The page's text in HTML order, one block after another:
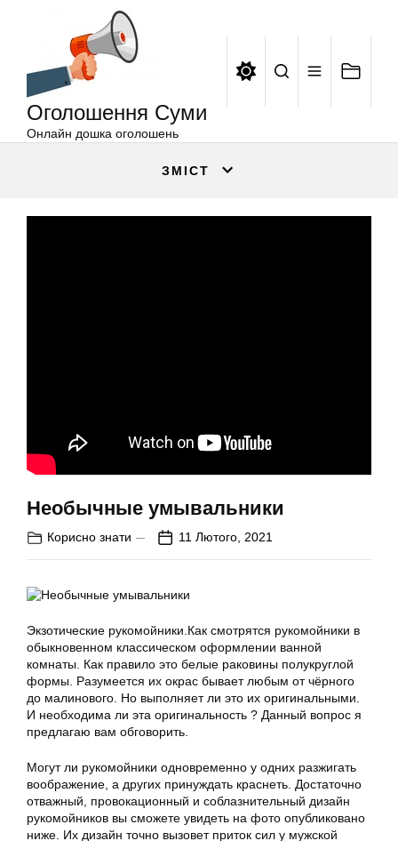
Оголошення Суми
Онлайн дошка оголошень
ЗМІСТ
Необычные умывальники
Корисно знати 11 Лютого, 2021
Экзотические рукомойники.Как смотрятся рукомойники в
обыкновенном классическом оформлении ванной
комнаты. Как правило это белые раковины полукруглой
формы. Разумеется их окрас бывает любым от чёрного
до малинового. Но выполняет ли это их оригинальными.
И необходима ли эта оригинальность ? Данный вопрос я
предлагаю вам обговорить.
Могут ли рукомойники одновременно у одних разжигать
воображение, а других принуждать краснеть. Достаточно
отважный, провокационный и соблазнительный дизайн
рукомойников вы сможете увидеть на фото опубликовано
ниже. Их дизайн точно вызовет приток сил у мужской